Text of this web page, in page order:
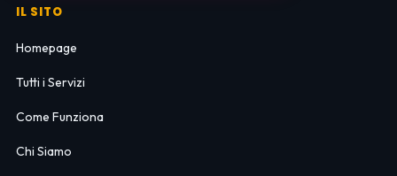
IL SITO
Homepage
Tutti i Servizi
Come Funziona
Chi Siamo